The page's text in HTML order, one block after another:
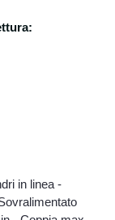
in linea -